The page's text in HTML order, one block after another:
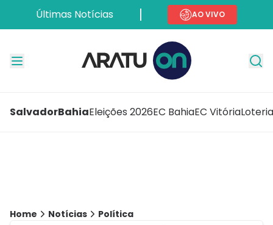
Últimas Notícias AO VIVO
SalvadorBahiaEleições 2026EC BahiaEC Vitória
Home Notícias Política